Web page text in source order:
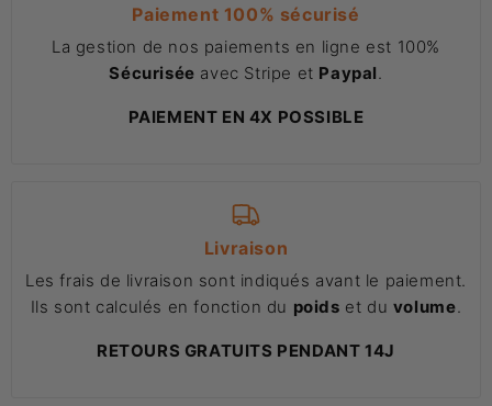
Paiement 100% sécurisé
La gestion de nos paiements en ligne est 100%
Sécurisée avec Stripe et Paypal
PAIEMENT EN 4X POSSIBLE
Livraison
Les frais de livraison sont indiqués avant le paiement.
Ils sont calculés en fonction du poids et du volume
RETOURS GRATUITS PENDANT 14J